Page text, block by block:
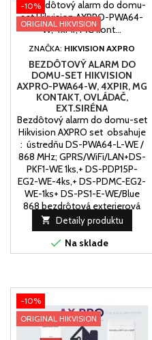
-10%
ORIGINAL HIKVISION
ZNAČKA: HIKVISION AXPRO
BEZDÔTOVÝ ALARM DO
DOMU-SET HIKVISION
AXPRO-PWA64-W, 4XPIR, MG
KONTAKT, OVLÁDAČ,
EXT.SIRÉNA
Bezdôtový alarm do domu-set
Hikvision AXPRO set obsahuje
: ústredňu DS-PWA64-L-WE /
868 MHz; GPRS/WiFi/LAN+DS-
PKF1-WE 1ks,+ DS-PDP15P-
EG2-WE-4ks,+ DS-PDMC-EG2-
WE-1ks+ DS-PS1-E-WE/Blue
868 bezdrôtová exterierová
siréna
 Detaily produktu
 Na sklade
-10%
ORIGINAL HIKVISION